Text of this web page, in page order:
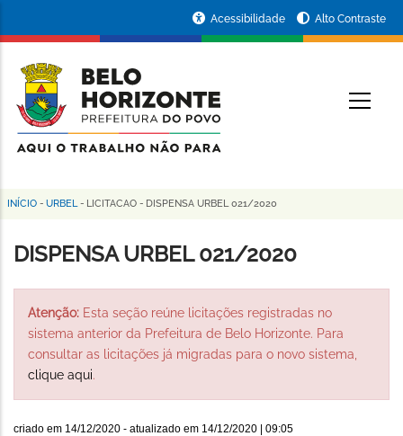
conteúdo
principal
da
Prefeitura
de
Horizonte
Acessibilidade Alto Contraste
Trilha
de
INÍCIO - URBEL - LICITACAO - DISPENSA URBEL 021/2020
DISPENSA URBEL 021/2020
Atenção: Esta seção reúne licitações registradas no
sistema anterior da Prefeitura de Belo Horizonte. Para
consultar as licitações já migradas para o novo sistema,
clique aqui.
criado em 14/12/2020 - atualizado em 14/12/2020 | 09:05